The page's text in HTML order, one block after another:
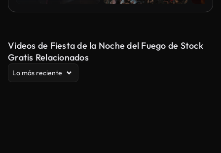
Videos de Fiesta de la Noche del Fuego de Stock
Gratis Relacionados
Lo más reciente